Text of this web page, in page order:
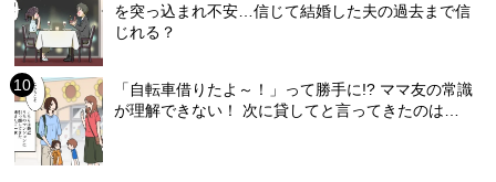
を突っ込まれ不安…信じて結婚した夫の過去まで信
じれる？
「自転車借りたよ～！」って勝手に!? ママ友の常識
が理解できない！ 次に貸してと言ってきたのは…